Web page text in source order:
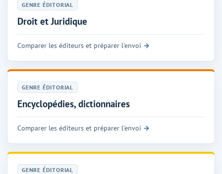
GENRE ÉDITORIAL
Droit et Juridique
Comparer les éditeurs et préparer l'envoi
GENRE ÉDITORIAL
Encyclopédies, dictionnaires
Comparer les éditeurs et préparer l'envoi
GENRE ÉDITORIAL